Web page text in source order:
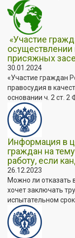
«Участие
осуществлении
присяжных
30.01.2024
«Участие граждан
правосудия в
основании ч. 2 ст. 2
Информация в
граждан на
работу, если
26.12.2023
Можно ли отказать
хочет заключать
испытательном